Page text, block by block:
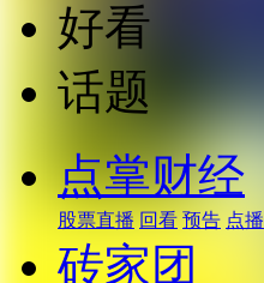
好看
话题
点掌财经
股票直播 回看 预告 点播
砖家团